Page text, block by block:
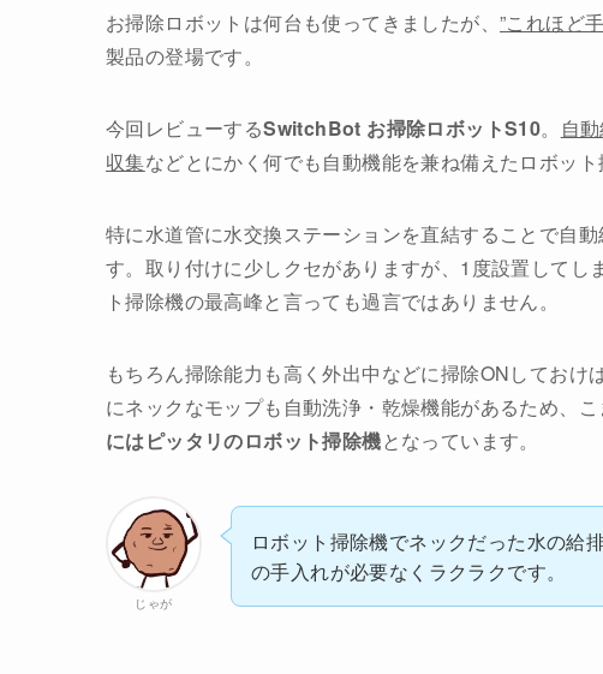
お掃除ロボットは何台も使ってきましたが、 ”これほど
製品の登場です。
今回レビューするSwitchBot お掃除ロボットS10。
自
収集などとにかく何でも自動機能を兼ね備えたロボット
特に水道管に水交換ステーションを直結することで自
す。取り付けに少しクセがありますが、1度設置して
ト掃除機の最高峰と言っても過言ではありません。
もちろん掃除能力も高く外出中などに掃除ONしてお
にネックなモップも自動洗浄・乾燥機能があるため、こ
にはピッタリのロボット掃除機となっています。
じゃが
ロボット掃除機でネックだった水の給
の手入れが必要なくラクラクです。